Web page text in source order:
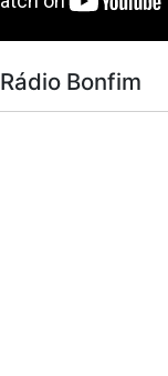
Rádio Bonfim